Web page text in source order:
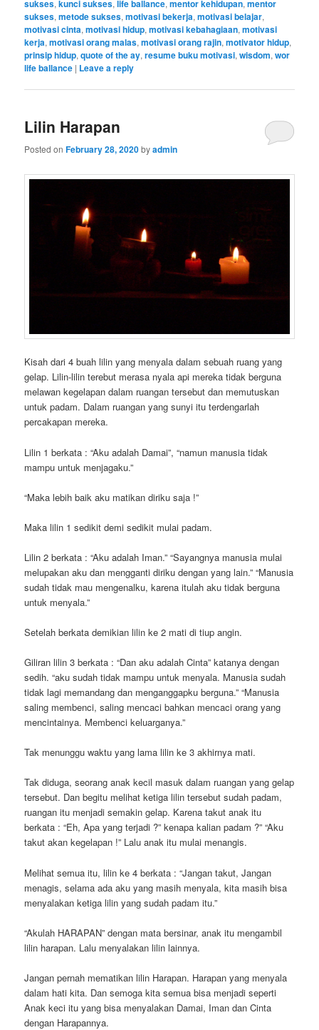
sukses,kunci sukses,life ballance,mentor kehidupan,mentor
sukses,metode sukses,motivasi bekerja,motivasi belajar,
motivasi cinta,motivasi hidup,motivasi kebahagiaan,motivasi
kerja,motivasi orang malas,motivasi orang rajin,motivator hidup,
prinsip hidup,quote of the ay,resume buku motivasi,wisdom,wor
life ballance | Leave a reply
Lilin Harapan
Posted onFebruary 28, 2020byadmin
Kisah dari 4 buah lilin yang menyala dalam sebuah ruang yang
gelap. Lilin-lilin terebut merasa nyala api mereka tidak berguna
melawan kegelapan dalam ruangan tersebut dan memutuskan
untuk padam. Dalam ruangan yang sunyi itu terdengarlah
percakapan mereka.
Lilin 1 berkata : “Aku adalah Damai”, “namun manusia tidak
mampu untuk menjagaku.”
“Maka lebih baik aku matikan diriku saja !”
Maka lilin 1 sedikit demi sedikit mulai padam.
Lilin 2 berkata : “Aku adalah Iman.” “Sayangnya manusia mulai
melupakan aku dan mengganti diriku dengan yang lain.” “Manusia
sudah tidak mau mengenalku, karena itulah aku tidak berguna
untuk menyala.”
Setelah berkata demikian lilin ke 2 mati di tiup angin.
Giliran lilin 3 berkata : “Dan aku adalah Cinta” katanya dengan
sedih. “aku sudah tidak mampu untuk menyala. Manusia sudah
tidak lagi memandang dan menganggapku berguna.” “Manusia
saling membenci, saling mencaci bahkan mencaci orang yang
mencintainya. Membenci keluarganya.”
Tak menunggu waktu yang lama lilin ke 3 akhirnya mati.
Tak diduga, seorang anak kecil masuk dalam ruangan yang gelap
tersebut. Dan begitu melihat ketiga lilin tersebut sudah padam,
ruangan itu menjadi semakin gelap. Karena takut anak itu
berkata : “Eh, Apa yang terjadi ?” kenapa kalian padam ?” “Aku
takut akan kegelapan !” Lalu anak itu mulai menangis.
Melihat semua itu, lilin ke 4 berkata : “Jangan takut, Jangan
menagis, selama ada aku yang masih menyala, kita masih bisa
menyalakan ketiga lilin yang sudah padam itu.”
“Akulah HARAPAN” dengan mata bersinar, anak itu mengambil
lilin harapan. Lalu menyalakan lilin lainnya.
Jangan pernah mematikan lilin Harapan. Harapan yang menyala
dalam hati kita. Dan semoga kita semua bisa menjadi seperti
Anak keci itu yang bisa menyalakan Damai, Iman dan Cinta
dengan Harapannya.